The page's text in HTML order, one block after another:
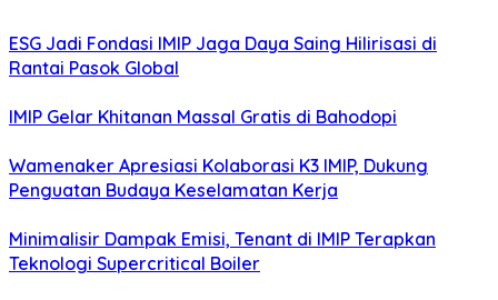
ESG Jadi Fondasi IMIP Jaga Daya Saing Hilirisasi di
Rantai Pasok Global
IMIP Gelar Khitanan Massal Gratis di Bahodopi
Wamenaker Apresiasi Kolaborasi K3 IMIP, Dukung
Penguatan Budaya Keselamatan Kerja
Minimalisir Dampak Emisi, Tenant di IMIP Terapkan
Teknologi Supercritical Boiler